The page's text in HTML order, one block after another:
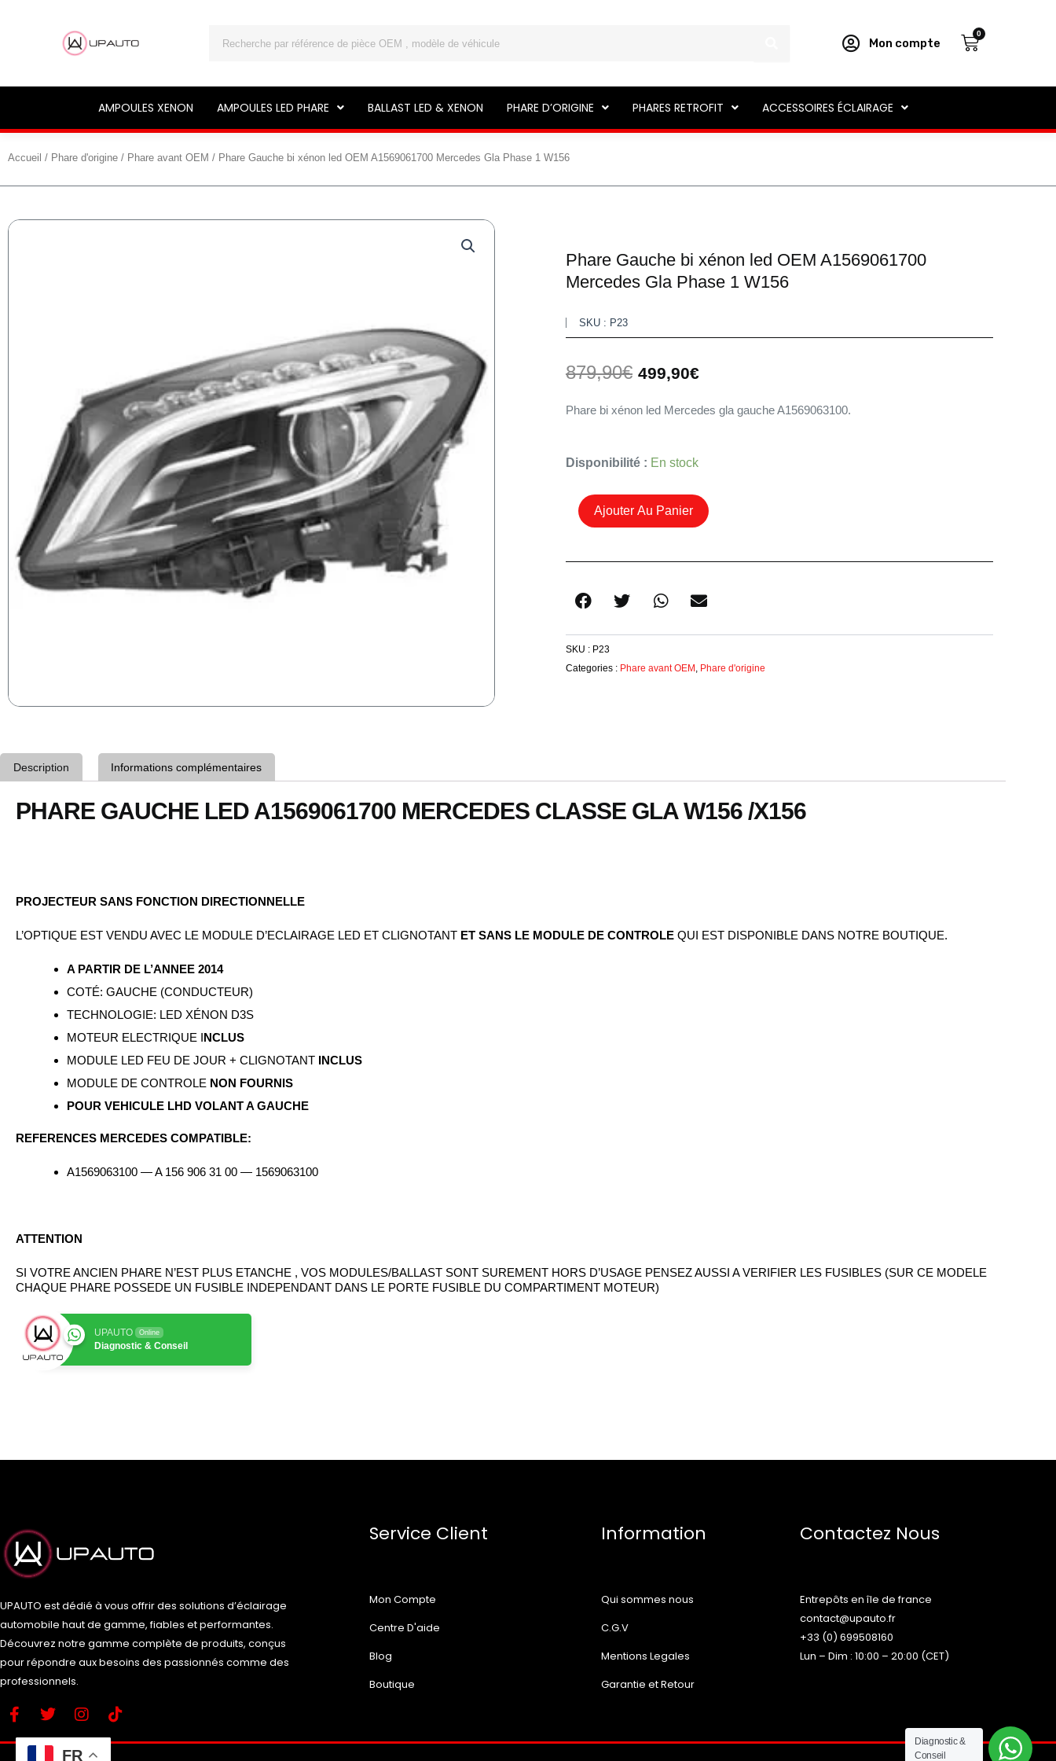
Mon compte
0
Panier
AMPOULES XENON AMPOULES LED PHARE BALLAST LED & XENON PHARE D’ORIGINE PHARES RETROFIT ACCESSOIRES ÉCLAIRAGE
Accueil / Phare d'origine / Phare avant OEM / Phare Gauche bi xénon led OEM A1569061700 Mercedes Gla Phase 1 W156
Phare Gauche bi xénon led OEM A1569061700
Mercedes Gla Phase 1 W156
SKU : P23
879,90€ Le
initial
499,90€Le
actuel
Phare bi xénon led Mercedes gla gauche A1569063100.
Disponibilité : En stock
Quantité
Phare
Gauche
OEM
A1569061700
Mercedes
Gla
Phase
Ajouter Au Panier
SKU : P23
Categories : Phare avant OEM Phare d'origine
Description Informations complémentaires
PHARE GAUCHE LED A1569061700 MERCEDES CLASSE GLA W156 /X156
PROJECTEUR SANS FONCTION DIRECTIONNELLE
L’OPTIQUE EST VENDU AVEC LE MODULE D’ECLAIRAGE LED ET CLIGNOTANT ET SANS LE MODULE DE CONTROLE QUI EST DISPONIBLE DANS NOTRE BOUTIQUE.
A PARTIR DE L’ANNEE 2014
COTÉ: GAUCHE (CONDUCTEUR)
TECHNOLOGIE: LED XÉNON D3S
MOTEUR ELECTRIQUE INCLUS
MODULE LED FEU DE JOUR + CLIGNOTANT INCLUS
MODULE DE CONTROLE NON FOURNIS
POUR VEHICULE LHD VOLANT A GAUCHE
REFERENCES MERCEDES COMPATIBLE:
A1569063100 — A 156 906 31 00 — 1569063100
ATTENTION
SI VOTRE ANCIEN PHARE N’EST PLUS ETANCHE , VOS MODULES/BALLAST SONT SUREMENT HORS D’USAGE PENSEZ AUSSI A VERIFIER LES FUSIBLES (SUR CE MODELE
CHAQUE PHARE POSSEDE UN FUSIBLE INDEPENDANT DANS LE PORTE FUSIBLE DU COMPARTIMENT MOTEUR)
UPAUTO Online
Diagnostic & Conseil
UPAUTO est dédié à vous offrir des solutions d’éclairage
automobile haut de gamme, fiables et performantes.
Découvrez notre gamme complète de produits, conçus
pour répondre aux besoins des passionnés comme des
professionnels.
a
e
w
t
n
i
t
Service Client
Mon Compte
Centre D'aide
Blog
Boutique
Information
Qui sommes nous
C.G.V
Mentions Legales
Garantie et Retour
Contactez Nous
Entrepôts en île de france
contact@upauto.fr
+33 (0) 699508160
Lun – Dim : 10:00 – 20:00 (CET)
FR
Diagnostic &
Conseil